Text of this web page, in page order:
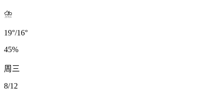
⛈️
19°/16°
45%
周三
8/12